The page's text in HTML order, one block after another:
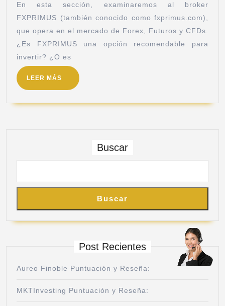
En esta sección, examinaremos al broker
FXPRIMUS (también conocido como fxprimus.com),
que opera en el mercado de Forex, Futuros y CFDs.
¿Es FXPRIMUS una opción recomendable para
invertir? ¿O es
LEER MÁS
Buscar
Buscar
Post Recientes
Aureo Finoble Puntuación y Reseña:
MKTInvesting Puntuación y Reseña: